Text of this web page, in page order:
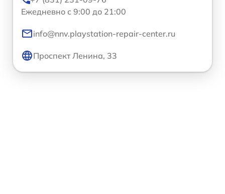
Ежедневно с 9:00 до 21:00
info@nnv.playstation-repair-center.ru
Проспект Ленина, 33